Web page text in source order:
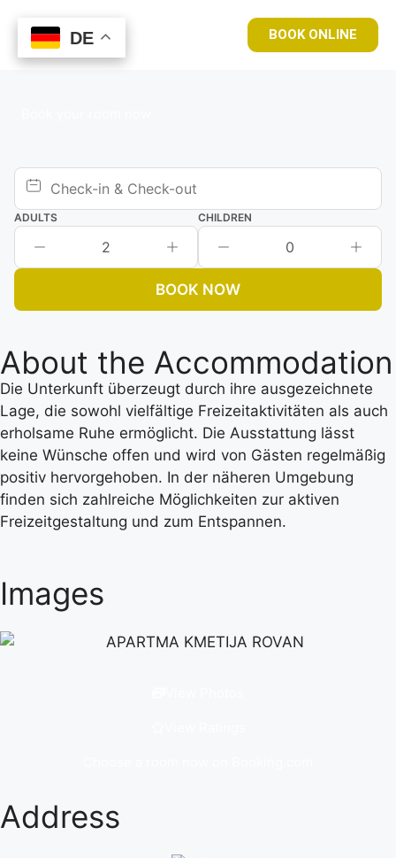
BOOK ONLINE
ADULTS
2
CHILDREN
0
BOOK NOW
About the Accommodation
Die Unterkunft überzeugt durch ihre ausgezeichnete
Lage, die sowohl vielfältige Freizeitaktivitäten als auch
erholsame Ruhe ermöglicht. Die Ausstattung lässt
keine Wünsche offen und wird von Gästen regelmäßig
positiv hervorgehoben. In der näheren Umgebung
finden sich zahlreiche Möglichkeiten zur aktiven
Freizeitgestaltung und zum Entspannen.
Images
Address
DE
DE